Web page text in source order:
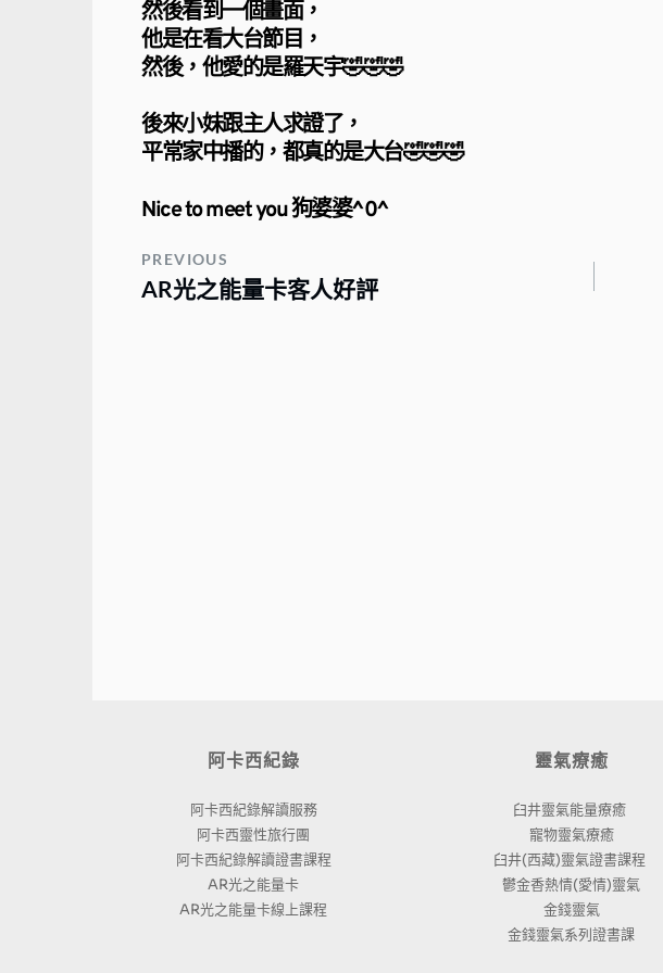
然後看到一個畫面，
他是在看大台節目，
然後，他愛的是羅天宇🤣🤣🤣
後來小妹跟主人求證了，
平常家中播的，都真的是大台🤣🤣🤣
Nice to meet you 狗婆婆^0^
PREVIOUS
AR光之能量卡客人好評
阿卡西紀錄
阿卡西紀錄解讀服務
阿卡西靈性旅行團
阿卡西紀錄解讀證書課程
AR光之能量卡
AR光之能量卡線上課程
靈氣療癒
臼井靈氣能量療癒
寵物靈氣療癒
臼井(西藏)靈氣證書課程
鬱金香熱情(愛情)靈氣
金錢靈氣
金錢靈氣系列證書課